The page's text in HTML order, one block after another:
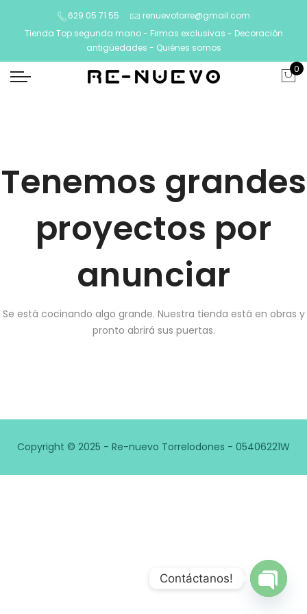
629 05 71 55
renuevotorre@gmail.com
Tienda Top segunda mano - Firmas exclusivas - Decoración
antigüedades - Quiénes somos
0
Tenemos grandes
proyectos por
anunciar
Se está cocinando algo grande. Nuestra tienda está en obras y
pronto abrirá sus puertas.
Copyright © 2025 - Re-nuevo Torrelodones - 05406221W
Contáctanos!